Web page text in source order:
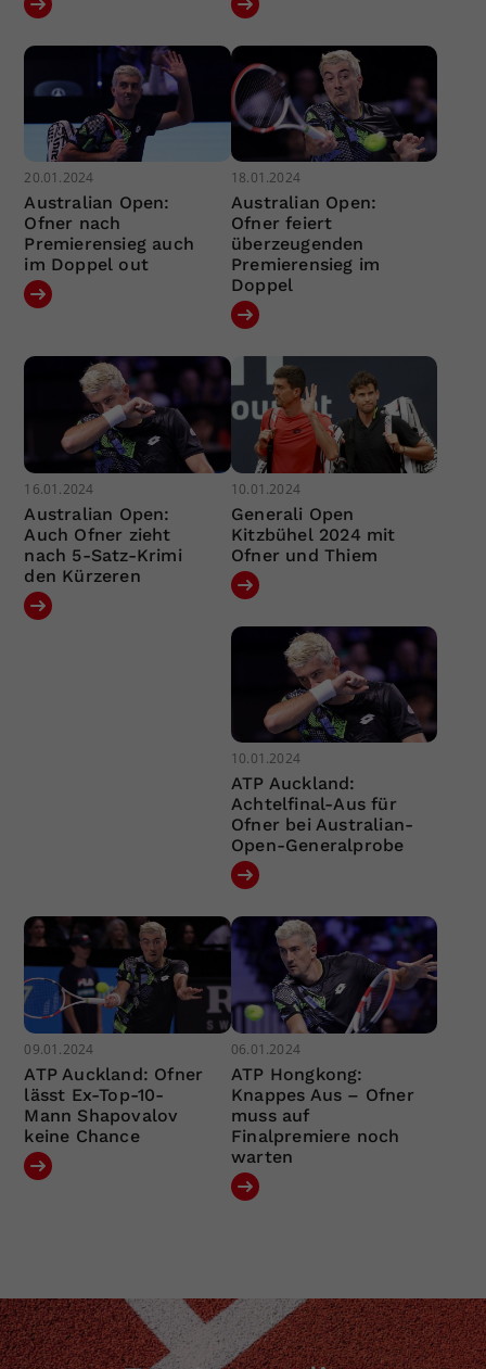
20.01.2024
Australian Open:
Ofner nach
Premierensieg auch
im Doppel out
18.01.2024
Australian Open:
Ofner feiert
überzeugenden
Premierensieg im
Doppel
16.01.2024
Australian Open:
Auch Ofner zieht
nach 5-Satz-Krimi
den Kürzeren
10.01.2024
Generali Open
Kitzbühel 2024 mit
Ofner und Thiem
10.01.2024
ATP Auckland:
Achtelfinal-Aus für
Ofner bei Australian-
Open-Generalprobe
09.01.2024
ATP Auckland: Ofner
lässt Ex-Top-10-
Mann Shapovalov
keine Chance
06.01.2024
ATP Hongkong:
Knappes Aus – Ofner
muss auf
Finalpremiere noch
warten